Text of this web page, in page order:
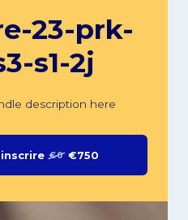
23-prk-
s1-2j
description here
€0 €750